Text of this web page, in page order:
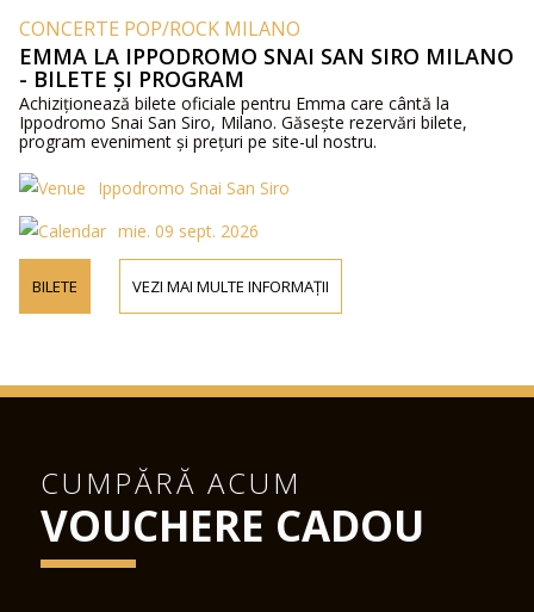
CONCERTE POP/ROCK MILANO
EMMA LA IPPODROMO SNAI SAN SIRO MILANO
- BILETE ȘI PROGRAM
Achiziționează bilete oficiale pentru Emma care cântă la
Ippodromo Snai San Siro, Milano. Găsește rezervări bilete,
program eveniment și prețuri pe site-ul nostru.
Ippodromo Snai San Siro
mie. 09 sept. 2026
BILETE VEZI MAI MULTE INFORMAȚII
CUMPĂRĂ ACUM
VOUCHERE CADOU